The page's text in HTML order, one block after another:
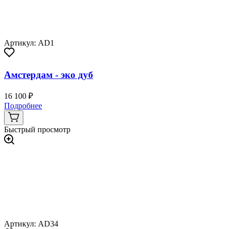
Артикул: AD1
Амстердам - эко дуб
16 100 ₽
Подробнее
Быстрый просмотр
Артикул: AD34